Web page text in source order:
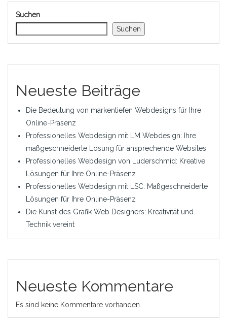
Suchen
Suchen
Neueste Beiträge
Die Bedeutung von markentiefen Webdesigns für Ihre
Online-Präsenz
Professionelles Webdesign mit LM Webdesign: Ihre
maßgeschneiderte Lösung für ansprechende Websites
Professionelles Webdesign von Luderschmid: Kreative
Lösungen für Ihre Online-Präsenz
Professionelles Webdesign mit LSC: Maßgeschneiderte
Lösungen für Ihre Online-Präsenz
Die Kunst des Grafik Web Designers: Kreativität und
Technik vereint
Neueste Kommentare
Es sind keine Kommentare vorhanden.